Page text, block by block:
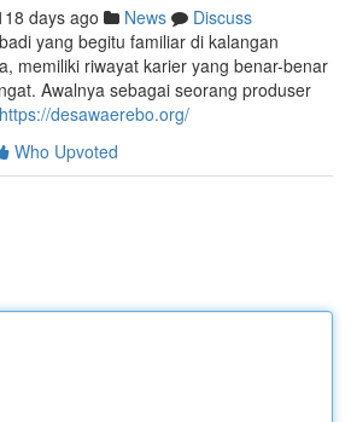
days ago News
Discuss
yang begitu familiar di kalangan
memiliki riwayat karier yang benar-benar
Awalnya sebagai seorang produser
https://desawaerebo.org/
Who Upvoted